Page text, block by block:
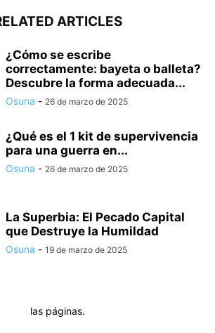
ARTICLES
¿Cómo se escribe
correctamente: bayeta o balleta?
Descubre la forma adecuada...
Osuna - 26 de marzo de 2025
¿Qué es el 1 kit de supervivencia
para una guerra en...
Osuna - 26 de marzo de 2025
La Superbia: El Pecado Capital
que Destruye la Humildad
Osuna - 19 de marzo de 2025
las páginas.